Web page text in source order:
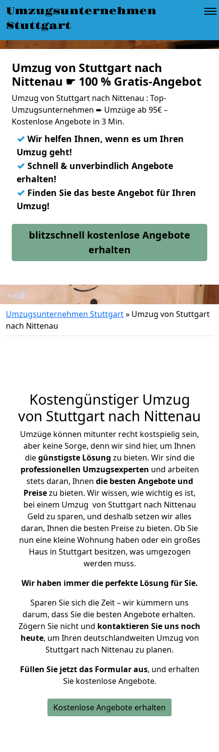
Umzugsunternehmen
Stuttgart
Umzug von Stuttgart nach
Nittenau ☛ 100 % Gratis-Angebot
Umzug von Stuttgart nach Nittenau : Top-
Umzugsunternehmen ➨ Umzüge ab 95€ –
Kostenlose Angebote in 3 Min.
✓ Wir helfen Ihnen, wenn es um Ihren
Umzug geht!
✓ Schnell & unverbindlich Angebote
erhalten!
✓ Finden Sie das beste Angebot für Ihren
Umzug!
blitzschnell kostenlose Angebote
erhalten
Umzugsunternehmen Stuttgart» Umzug von Stuttgart
nach Nittenau
Kostengünstiger Umzug
von Stuttgart nach Nittenau
Umzüge können mitunter recht kostspielig sein,
aber keine Sorge, denn wir sind hier, um Ihnen
diegünstigste Lösung zu bieten. Wir sind die
professionellen Umzugsexperten und arbeiten
stets daran, Ihnen die besten Angebote und
Preisezu bieten. Wir wissen, wie wichtig es ist,
bei einem Umzug von Stuttgart nach Nittenau
Geld zu sparen, und deshalb setzen wir alles
daran, Ihnen die besten Preise zu bieten. Ob Sie
nun eine kleine Wohnung haben oder ein großes
Haus in Stuttgart besitzen, was umgezogen
werden muss.
Wir haben immer die perfekte Lösung für Sie.
Sparen Sie sich die Zeit – wir kümmern uns
darum, dass Sie die besten Angebote erhalten.
Zögern Sie nicht und kontaktieren Sie uns noch
heute, um Ihren deutschlandweiten Umzug von
Stuttgart nach Nittenau zu planen.
Füllen Sie jetzt das Formular aus, und erhalten
Sie kostenlose Angebote.
Kostenlose Angebote erhalten